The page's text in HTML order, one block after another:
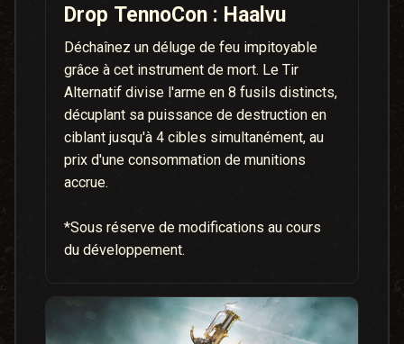
Drop TennoCon : Haalvu
Déchaînez un déluge de feu impitoyable
grâce à cet instrument de mort. Le Tir
Alternatif divise l'arme en 8 fusils distincts,
décuplant sa puissance de destruction en
ciblant jusqu'à 4 cibles simultanément, au
prix d'une consommation de munitions
accrue.
*Sous réserve de modifications au cours
du développement.